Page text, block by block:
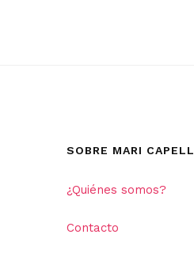
SOBRE MARI
¿Quiénes somos?
Contacto